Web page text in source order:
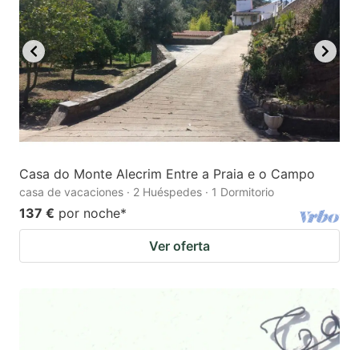
Casa do Monte Alecrim Entre a Praia e o Campo
casa de vacaciones · 2 Huéspedes · 1 Dormitorio
137 € por noche*
Ver oferta